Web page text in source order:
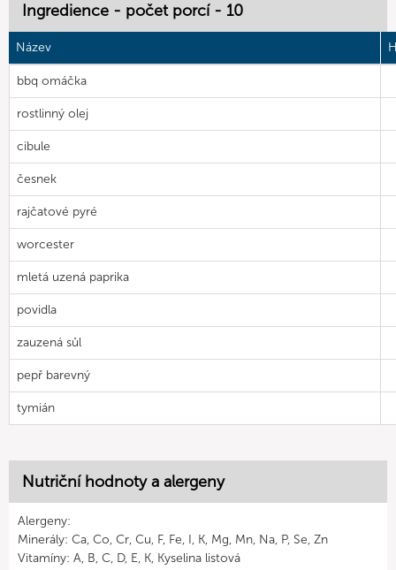
Ingredience - počet porcí - 10
Název
bbq omáčka
rostlinný olej
cibule
česnek
rajčatové pyré
worcester
mletá uzená paprika
povidla
zauzená sůl
pepř barevný
tymián
Nutriční hodnoty a alergeny
Alergeny:
Minerály: Ca, Co, Cr, Cu, F, Fe, I, K, Mg, Mn, Na, P, Se, Zn
Vitamíny: A, B, C, D, E, K, Kyselina listová